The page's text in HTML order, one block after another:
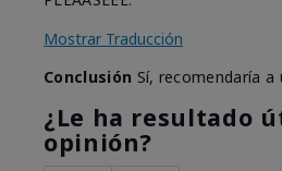
Mostrar Traducción
Conclusión Sí, recomendaría a
¿Le ha resultado
opinión?